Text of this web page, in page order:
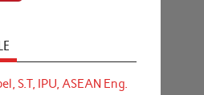
S.T, IPU, ASEAN Eng.